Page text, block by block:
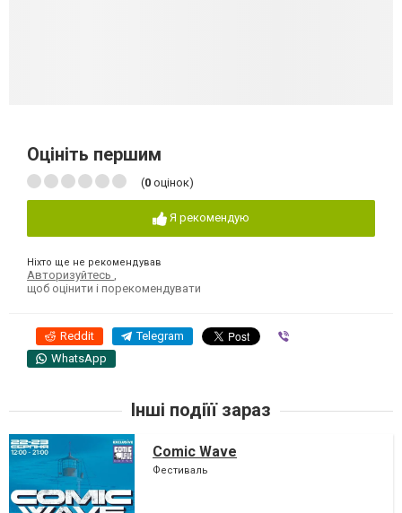
Оцініть першим
(0 оцінок)
Я рекомендую
Ніхто ще не рекомендував
Авторизуйтесь
щоб оцінити і порекомендувати
Reddit Telegram
WhatsApp
Інші подіїї зараз
Comic Wave
Фестиваль